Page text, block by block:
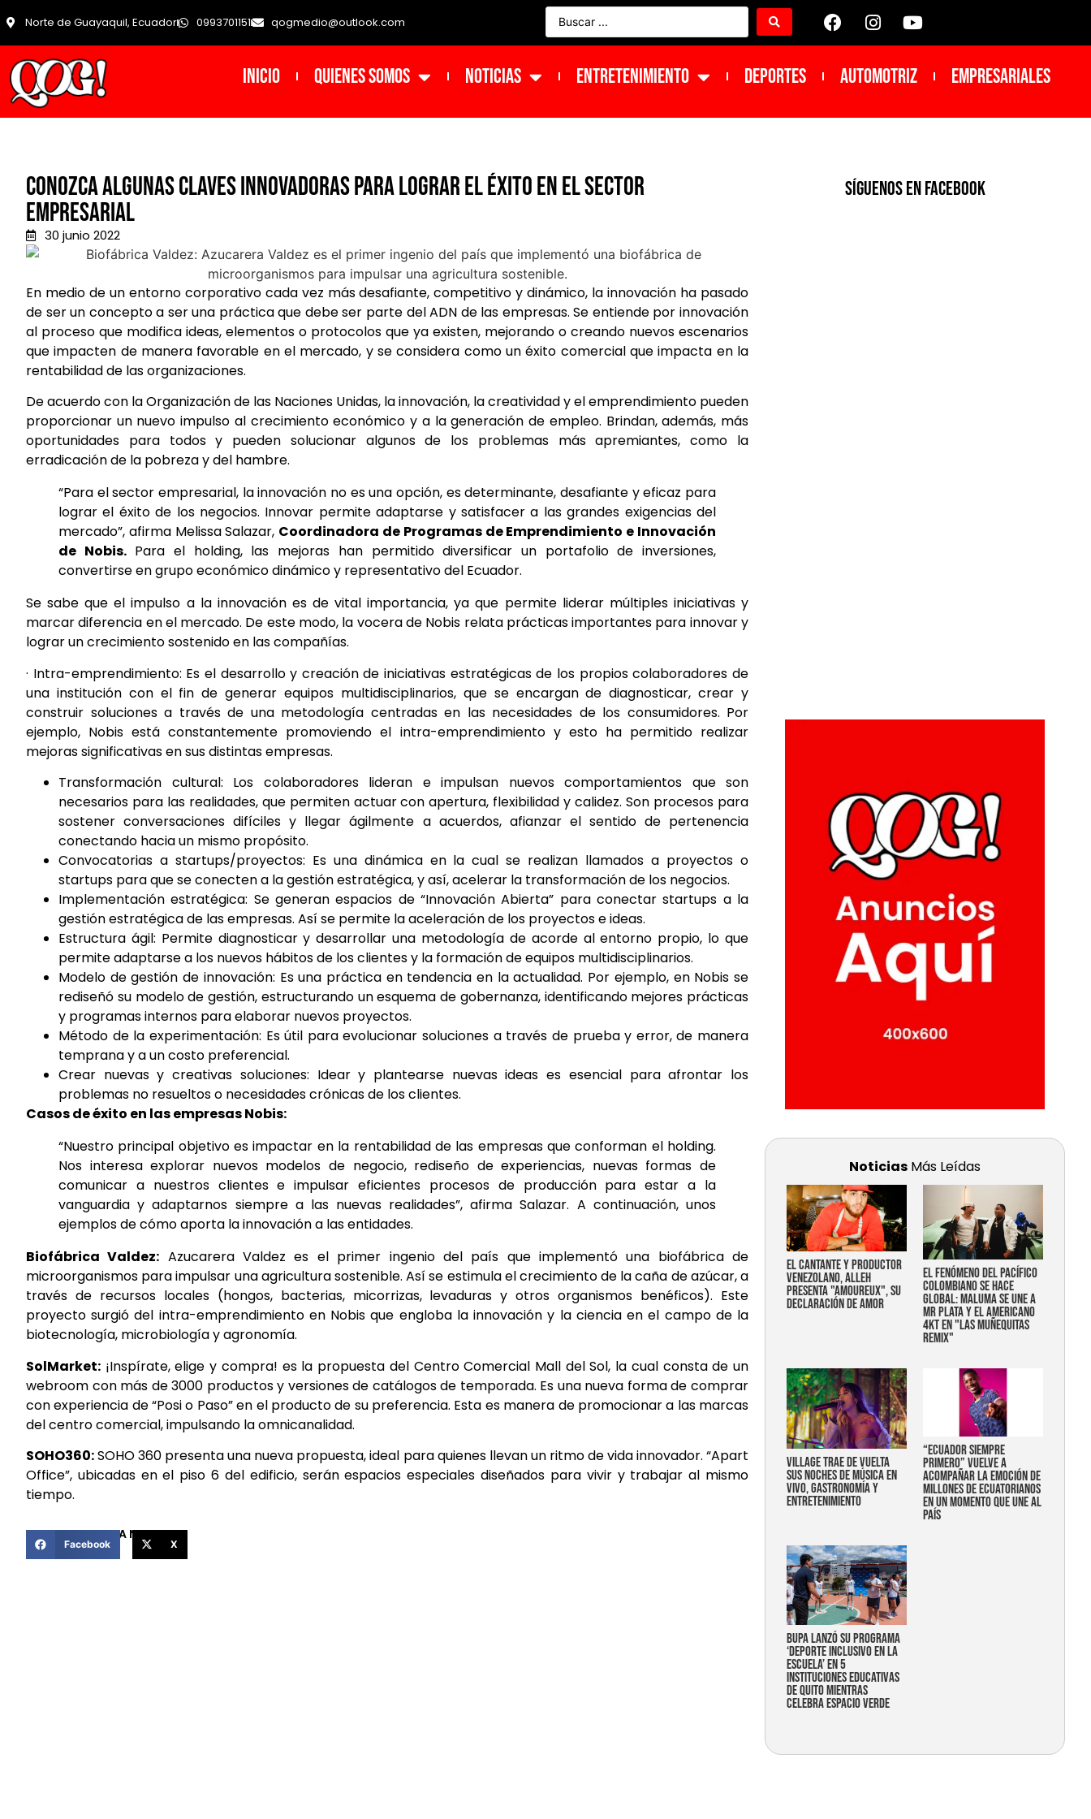
Norte de Guayaquil, Ecuador 0993701151 qogmedio@outlook.com
INICIO Quienes Somos NOTICIAS ENTRETENIMIENTO DEPORTES Automotriz Empresariales
Conozca algunas claves innovadoras para lograr el éxito en el sector
empresarial
30 junio 2022
En medio de un entorno corporativo cada vez más desafiante, competitivo y dinámico, la innovación ha pasado
de ser un concepto a ser una práctica que debe ser parte del ADN de las empresas. Se entiende por innovación
al proceso que modifica ideas, elementos o protocolos que ya existen, mejorando o creando nuevos escenarios
que impacten de manera favorable en el mercado, y se considera como un éxito comercial que impacta en la
rentabilidad de las organizaciones.
De acuerdo con la Organización de las Naciones Unidas, la innovación, la creatividad y el emprendimiento pueden
proporcionar un nuevo impulso al crecimiento económico y a la generación de empleo. Brindan, además, más
oportunidades para todos y pueden solucionar algunos de los problemas más apremiantes, como la
erradicación de la pobreza y del hambre.
“Para el sector empresarial, la innovación no es una opción, es determinante, desafiante y eficaz para
lograr el éxito de los negocios. Innovar permite adaptarse y satisfacer a las grandes exigencias del
mercado”, afirma Melissa Salazar, Coordinadora de Programas de Emprendimiento e Innovación
de Nobis.Para el holding, las mejoras han permitido diversificar un portafolio de inversiones,
convertirse en grupo económico dinámico y representativo del Ecuador.
Se sabe que el impulso a la innovación es de vital importancia, ya que permite liderar múltiples iniciativas y
marcar diferencia en el mercado. De este modo, la vocera de Nobis relata prácticas importantes para innovar y
lograr un crecimiento sostenido en las compañías.
· Intra-emprendimiento: Es el desarrollo y creación de iniciativas estratégicas de los propios colaboradores de
una institución con el fin de generar equipos multidisciplinarios, que se encargan de diagnosticar, crear y
construir soluciones a través de una metodología centradas en las necesidades de los consumidores. Por
ejemplo, Nobis está constantemente promoviendo el intra-emprendimiento y esto ha permitido realizar
mejoras significativas en sus distintas empresas.
Transformación cultural: Los colaboradores lideran e impulsan nuevos comportamientos que son
necesarios para las realidades, que permiten actuar con apertura, flexibilidad y calidez. Son procesos para
sostener conversaciones difíciles y llegar ágilmente a acuerdos, afianzar el sentido de pertenencia
conectando hacia un mismo propósito.
Convocatorias a startups/proyectos: Es una dinámica en la cual se realizan llamados a proyectos o
startups para que se conecten a la gestión estratégica, y así, acelerar la transformación de los negocios.
Implementación estratégica: Se generan espacios de “Innovación Abierta” para conectar startups a la
gestión estratégica de las empresas. Así se permite la aceleración de los proyectos e ideas.
Estructura ágil: Permite diagnosticar y desarrollar una metodología de acorde al entorno propio, lo que
permite adaptarse a los nuevos hábitos de los clientes y la formación de equipos multidisciplinarios.
Modelo de gestión de innovación: Es una práctica en tendencia en la actualidad. Por ejemplo, en Nobis se
rediseñó su modelo de gestión, estructurando un esquema de gobernanza, identificando mejores prácticas
y programas internos para elaborar nuevos proyectos.
Método de la experimentación: Es útil para evolucionar soluciones a través de prueba y error, de manera
temprana y a un costo preferencial.
Crear nuevas y creativas soluciones: Idear y plantearse nuevas ideas es esencial para afrontar los
problemas no resueltos o necesidades crónicas de los clientes.
Casos de éxito en las empresas Nobis:
“Nuestro principal objetivo es impactar en la rentabilidad de las empresas que conforman el holding.
Nos interesa explorar nuevos modelos de negocio, rediseño de experiencias, nuevas formas de
comunicar a nuestros clientes e impulsar eficientes procesos de producción para estar a la
vanguardia y adaptarnos siempre a las nuevas realidades”, afirma Salazar. A continuación, unos
ejemplos de cómo aporta la innovación a las entidades.
Biofábrica Valdez: Azucarera Valdez es el primer ingenio del país que implementó una biofábrica de
microorganismos para impulsar una agricultura sostenible. Así se estimula el crecimiento de la caña de azúcar, a
través de recursos locales (hongos, bacterias, micorrizas, levaduras y otros organismos benéficos). Este
proyecto surgió del intra-emprendimiento en Nobis que engloba la innovación y la ciencia en el campo de la
biotecnología, microbiología y agronomía.
SolMarket: ¡Inspírate, elige y compra! es la propuesta del Centro Comercial Mall del Sol, la cual consta de un
webroom con más de 3000 productos y versiones de catálogos de temporada. Es una nueva forma de comprar
con experiencia de “Posi o Paso” en el producto de su preferencia. Esta es manera de promocionar a las marcas
del centro comercial, impulsando la omnicanalidad.
SOHO360:SOHO 360 presenta una nueva propuesta, ideal para quienes llevan un ritmo de vida innovador. “Apart
Office”, ubicadas en el piso 6 del edificio, serán espacios especiales diseñados para vivir y trabajar al mismo
tiempo.
COMPARTIR ESTA NOTICIA
Facebook X
SíGUENOS EN FACEBOOK
Noticias Más Leídas
EL CANTANTE Y PRODUCTOR
VENEZOLANO, ALLEH
PRESENTA "AMOUREUX", SU
DECLARACIÓN DE AMOR
EL FENÓMENO DEL PACÍFICO
COLOMBIANO SE HACE
GLOBAL: MALUMA SE UNE A
MR PLATA Y EL AMERICANO
4KT EN "LAS MUÑEQUITAS
REMIX"
Village trae de vuelta
sus noches de música en
vivo, gastronomía y
entretenimiento
“Ecuador siempre
primero” vuelve a
acompañar la emoción de
millones de ecuatorianos
en un momento que une al
país
Bupa lanzó su programa
‘Deporte Inclusivo en la
Escuela’ en 5
instituciones educativas
de Quito mientras
celebra espacio verde